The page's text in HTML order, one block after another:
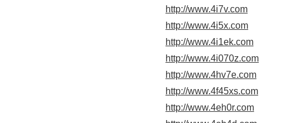
http://www.4i7v.com
http://www.4i5x.com
http://www.4i1ek.com
http://www.4i070z.com
http://www.4hv7e.com
http://www.4f45xs.com
http://www.4eh0r.com